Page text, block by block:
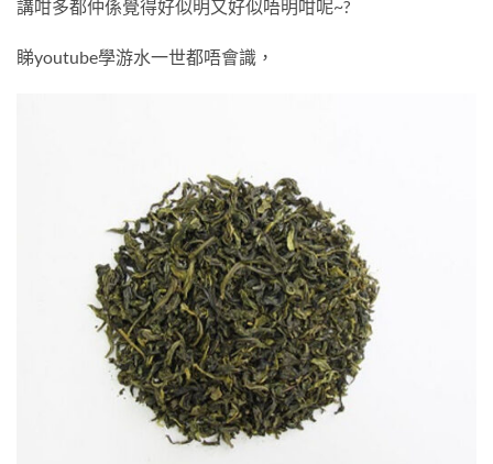
講咁多都仲係覺得好似明又好似唔明咁呢~?
睇youtube學游水一世都唔會識，